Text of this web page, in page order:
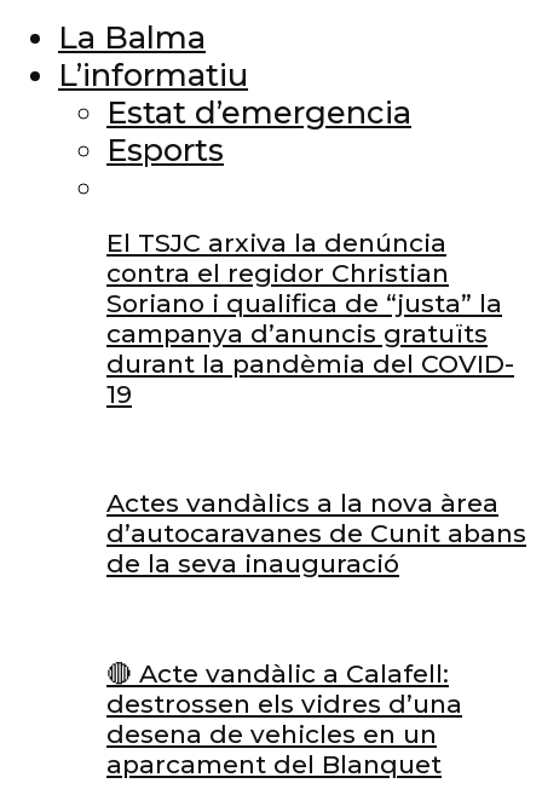
La Balma
L’informatiu
Estat d’emergencia
Esports
El TSJC arxiva la denúncia
contra el regidor Christian
Soriano i qualifica de “justa” la
campanya d’anuncis gratuïts
durant la pandèmia del COVID-
19
Actes vandàlics a la nova àrea
d’autocaravanes de Cunit abans
de la seva inauguració
🔴 Acte vandàlic a Calafell:
destrossen els vidres d’una
desena de vehicles en un
aparcament del Blanquet